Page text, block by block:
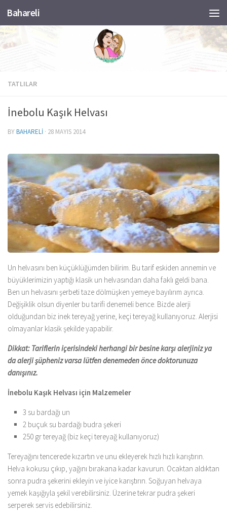
Skip to content
Bahareli
TATLILAR
İnebolu Kaşık Helvası
BYBAHARELI · 28 MAYIS 2014
Un helvasını ben küçüklüğümden bilirim. Bu tarif eskiden annemin ve
büyüklerimizin yaptığı klasik un helvasından daha faklı geldi bana.
Ben un helvasını şerbeti taze dölmüşken yemeye bayılırım ayrıca.
Değişiklik olsun diyenler bu tarifi denemeli bence. Bizde alerji
olduğundan biz inek tereyağ yerine, keçi tereyağ kullanıyoruz. Alerjisi
olmayanlar klasik şekilde yapabilir.
Dikkat: Tariflerin içerisindeki herhangi bir besine karşı alerjiniz ya
da alerji şüpheniz varsa lütfen denemeden önce doktorunuza
danışınız.
İnebolu Kaşık Helvası için Malzemeler
3 su bardağı un
2 buçuk su bardağı budra şekeri
250 gr tereyağ (biz keçi tereyağ kullanıyoruz)
Tereyağını tencerede kızartın ve unu ekleyerek hızlı hızlı karıştırın.
Helva kokusu çıkıp, yağını bırakana kadar kavurun. Ocaktan aldıktan
sonra pudra şekerini ekleyin ve iyice karıştırın. Soğuyan helvaya
yemek kaşığıyla şekil verebilirsiniz. Üzerine tekrar pudra şekeri
serperek servis edebilirsiniz.